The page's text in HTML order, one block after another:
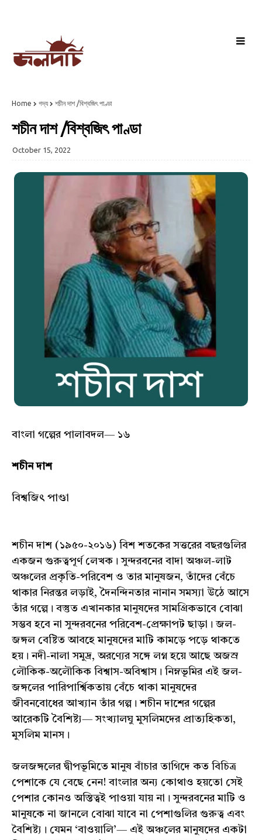
Home গদ্য শচীন দাশ /বিশ্বজিৎ পাণ্ডা
শচীন দাশ /বিশ্বজিৎ পাণ্ডা
October 15, 2022
বাংলা গল্পের পালাবদল— ১৬
শচীন দাশ
বিশ্বজিৎ পাণ্ডা
শচীন দাশ (১৯৫০-২০১৬) বিশ শতকের সত্তরের বছরগুলির
একজন গুরুত্বপূর্ণ লেখক। সুন্দরবনের বাদা অঞ্চল-লাট
অঞ্চলের প্রকৃতি-পরিবেশ ও তার মানুষজন, তাঁদের বেঁচে
থাকার নিরন্তর লড়াই, দৈনন্দিনতার নানান সমস্যা উঠে আসে
তাঁর গল্পে। বস্তুত এখানকার মানুষদের সামগ্রিকভাবে বোঝা
সম্ভব হবে না সুন্দরবনের পরিবেশ-প্রেক্ষাপট ছাড়া। জল-
জঙ্গল বেষ্টিত আবহে মানুষদের মাটি কামড়ে পড়ে থাকতে
হয়। নদী-নালা সমুদ্র, অরণ্যের সঙ্গে লগ্ন হয়ে আছে অজস্র
লৌকিক-অলৌকিক বিশ্বাস-অবিশ্বাস। নিম্নভূমির এই জল-
জঙ্গলের পারিপার্শ্বিকতায় বেঁচে থাকা মানুষদের
জীবনবোধের আখ্যান তাঁর গল্প। শচীন দাশের গল্পের
আরেকটি বৈশিষ্ট্য— সংখ্যালঘু মুসলিমদের প্রাত্যহিকতা,
মুসলিম মানস।
জলজঙ্গলের দ্বীপভূমিতে মানুষ বাঁচার তাগিদে কত বিচিত্র
পেশাকে যে বেছে নেন! বাংলার অন্য কোথাও হয়তো সেই
পেশার কোনও অস্তিত্বই পাওয়া যায় না। সুন্দরবনের মাটি ও
মানুষকে না জানলে বোঝা যাবে না পেশাগুলির গুরুত্ব এবং
বৈশিষ্ট্য। যেমন ‘বাওয়ালি’— এই অঞ্চলের মানুষদের একটা